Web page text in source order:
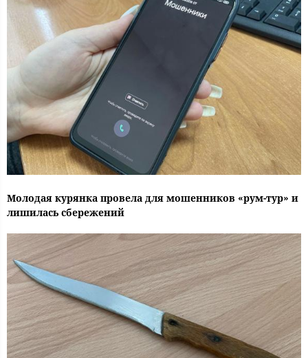
Молодая курянка провела для мошенников «рум-тур» и
лишилась сбережений